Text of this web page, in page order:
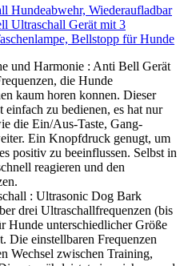
Hundeabwehr, Wiederaufladbar
Ultraschall Gerät mit 3
Bellstopp für Hunde
und Harmonie : Anti Bell Gerät
die Hunde
kaum horen konnen. Dieser
zu bedienen, es hat nur
die Ein/Aus-Taste, Gang-
Ein Knopfdruck genugt, um
positiv zu beeinflussen. Selbst in
reagieren und den
: Ultrasonic Dog Bark
drei Ultraschallfrequenzen (bis
Hunde unterschiedlicher Größe
Die einstellbaren Frequenzen
Wechsel zwischen Training,